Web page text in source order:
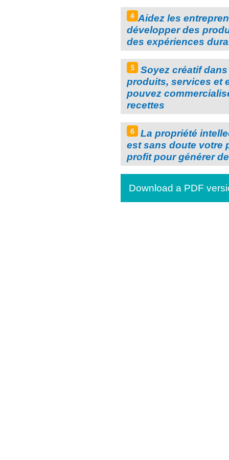
Aidez les
développer des
des expériences
Soyez créatif
produits, services et
pouvez
recettes
La propriété
est sans doute votre
profit pour générer
Download a PDF